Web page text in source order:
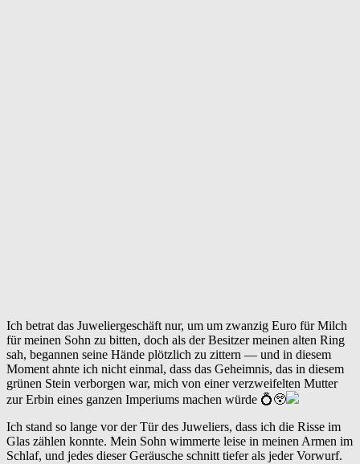
Ich betrat das Juweliergeschäft nur, um um zwanzig Euro für Milch
für meinen Sohn zu bitten, doch als der Besitzer meinen alten Ring
sah, begannen seine Hände plötzlich zu zittern — und in diesem
Moment ahnte ich nicht einmal, dass das Geheimnis, das in diesem
grünen Stein verborgen war, mich von einer verzweifelten Mutter
zur Erbin eines ganzen Imperiums machen würde 💍😲
Ich stand so lange vor der Tür des Juweliers, dass ich die Risse im
Glas zählen konnte. Mein Sohn wimmerte leise in meinen Armen im
Schlaf, und jedes dieser Geräusche schnitt tiefer als jeder Vorwurf.